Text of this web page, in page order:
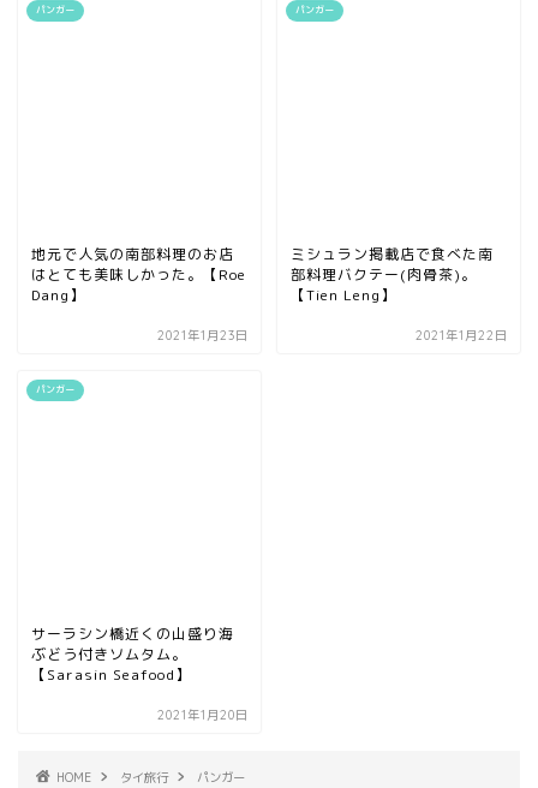
パンガー
地元で人気の南部料理のお店
はとても美味しかった。【Roe
Dang】
2021年1月23日
パンガー
ミシュラン掲載店で食べた南
部料理バクテー(肉骨茶)。
【Tien Leng】
2021年1月22日
パンガー
サーラシン橋近くの山盛り海
ぶどう付きソムタム。
【Sarasin Seafood】
2021年1月20日
HOME タイ旅行 パンガー